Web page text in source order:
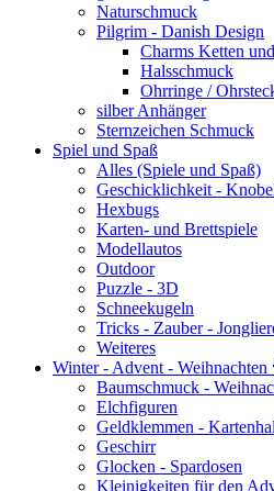
Naturschmuck
Pilgrim - Danish Design
Charms Ketten
Halsschmuck
Ohrringe /
silber Anhänger
Sternzeichen Schmuck
Spiel und Spaß
Alles (Spiele und Spaß)
Geschicklichkeit -
Hexbugs
Karten- und Brettspiele
Modellautos
Outdoor
Puzzle - 3D
Schneekugeln
Tricks - Zauber -
Weiteres
Winter - Advent - Weihnachten
Baumschmuck -
Elchfiguren
Geldklemmen -
Geschirr
Glocken - Spardosen
Kleinigkeiten für den